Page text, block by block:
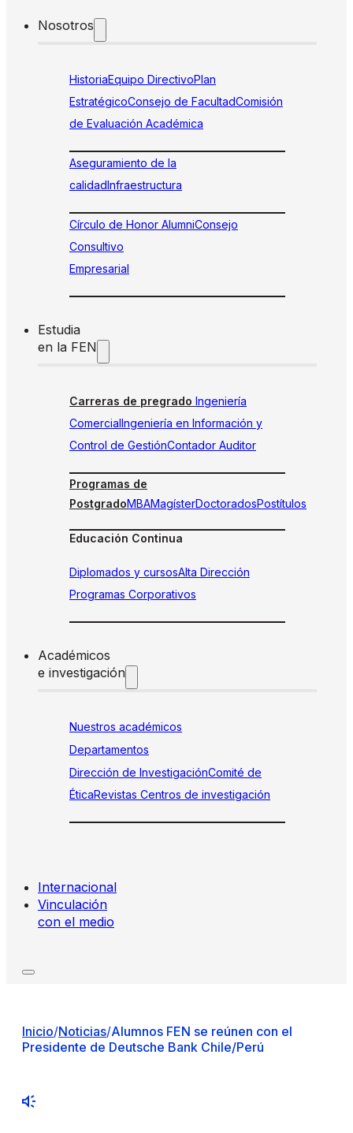
Nosotros
HistoriaEquipo DirectivoPlan
EstratégicoConsejo de FacultadComisión
de Evaluación Académica
Aseguramiento de la
calidadInfraestructura
Círculo de Honor AlumniConsejo
Consultivo
Empresarial
Estudia
en la FEN
Carreras de pregrado Ingeniería
ComercialIngeniería en Información y
Control de GestiónContador Auditor
Programas de
PostgradoMBAMagísterDoctoradosPostítulos
Educación Continua
Diplomados y cursosAlta Dirección
Programas Corporativos
Académicos
e investigación
Nuestros académicos
Departamentos
Dirección de InvestigaciónComité de
ÉticaRevistas Centros de investigación
Internacional
Vinculación
con el medio
Inicio/Noticias/Alumnos FEN se reúnen con el
Presidente de Deutsche Bank Chile/Perú